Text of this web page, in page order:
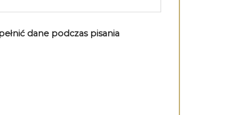
dane podczas pisania